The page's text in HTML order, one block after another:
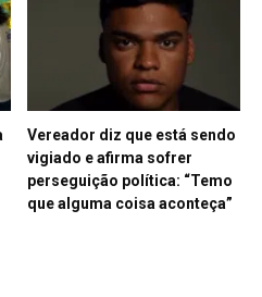
Vereador diz que está sendo
vigiado e afirma sofrer
perseguição política: “Temo
que alguma coisa aconteça”